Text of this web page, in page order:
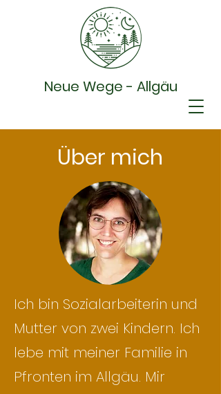
Neue Wege - Allgäu
Über mich
Ich bin Sozialarbeiterin und
Mutter von zwei Kindern. Ich
lebe mit meiner Familie in
Pfronten im Allgäu. Mir